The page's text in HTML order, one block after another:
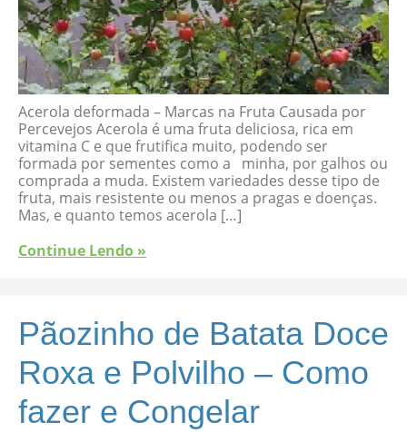
Acerola deformada – Marcas na Fruta Causada por
Percevejos Acerola é uma fruta deliciosa, rica em
vitamina C e que frutifica muito, podendo ser
formada por sementes como a minha, por galhos ou
comprada a muda. Existem variedades desse tipo de
fruta, mais resistente ou menos a pragas e doenças.
Mas, e quanto temos acerola […]
Continue Lendo »
Pãozinho de Batata Doce
Roxa e Polvilho – Como
fazer e Congelar